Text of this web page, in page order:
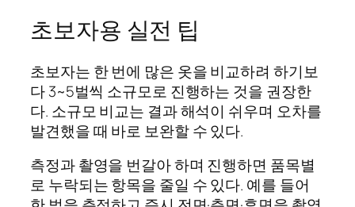
초보자용 실전 팁
초보자는 한 번에 많은 옷을 비교하려 하기보
다 3~5벌씩 소규모로 진행하는 것을 권장한
다. 소규모 비교는 결과 해석이 쉬우며 오차를
발견했을 때 바로 보완할 수 있다.
측정과 촬영을 번갈아 하며 진행하면 품목별
로 누락되는 항목을 줄일 수 있다. 예를 들어